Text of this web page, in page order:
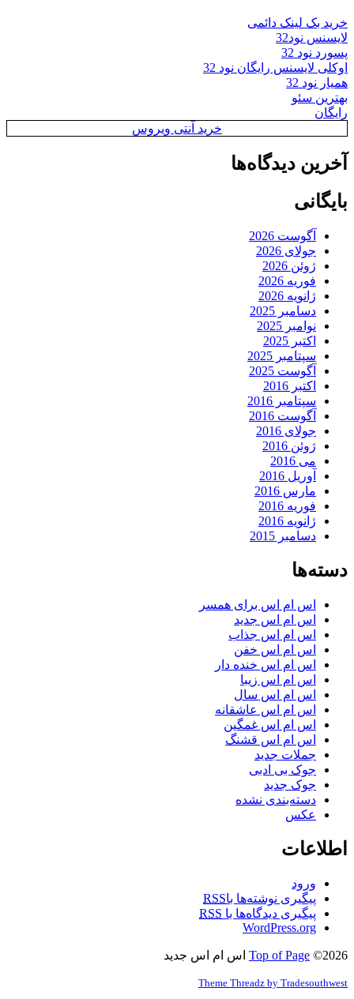
خرید بک لینک دائمی
لایسنس نود32
پسورد نود 32
اوکلی لایسنس رایگان نود 32
همیار نود 32
بهترین سئو
رایگان
خرید آنتی ویروس
آخرین دیدگاه‌ها
بایگانی
آگوست 2026
جولای 2026
ژوئن 2026
فوریه 2026
ژانویه 2026
دسامبر 2025
نوامبر 2025
اکتبر 2025
سپتامبر 2025
آگوست 2025
اکتبر 2016
سپتامبر 2016
آگوست 2016
جولای 2016
ژوئن 2016
می 2016
آوریل 2016
مارس 2016
فوریه 2016
ژانویه 2016
دسامبر 2015
دسته‌ها
اس ام اس برای همسر
اس ام اس جدید
اس ام اس جذاب
اس ام اس خفن
اس ام اس خنده دار
اس ام اس زیبا
اس ام اس سال
اس ام اس عاشقانه
اس ام اس غمگین
اس ام اس قشنگ
جملات جدید
جوک بی ادبی
جوک جدید
دسته‌بندی نشده
عکس
اطلاعات
ورود
پیگیری نوشته‌ها باRSS
پیگیری دیدگاه‌ها با RSS
WordPress.org
Top of Page ©2026 اس ام اس جدید
Theme Threadz by Tradesouthwest